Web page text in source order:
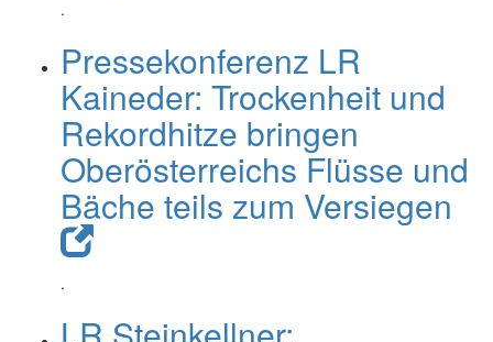
.
Pressekonferenz LR
Kaineder: Trockenheit und
Rekordhitze bringen
Oberösterreichs Flüsse und
Bäche teils zum Versiegen
.